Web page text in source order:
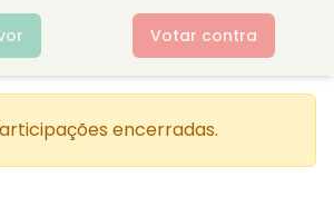
Votar contra
encerradas.